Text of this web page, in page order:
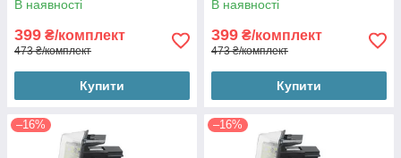
В наявності
399 ₴/комплект
473 ₴/комплект
Купити
В наявності
399 ₴/комплект
473 ₴/комплект
Купити
–16% –16%